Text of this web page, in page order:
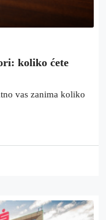
koliko ćete
vas zanima koliko